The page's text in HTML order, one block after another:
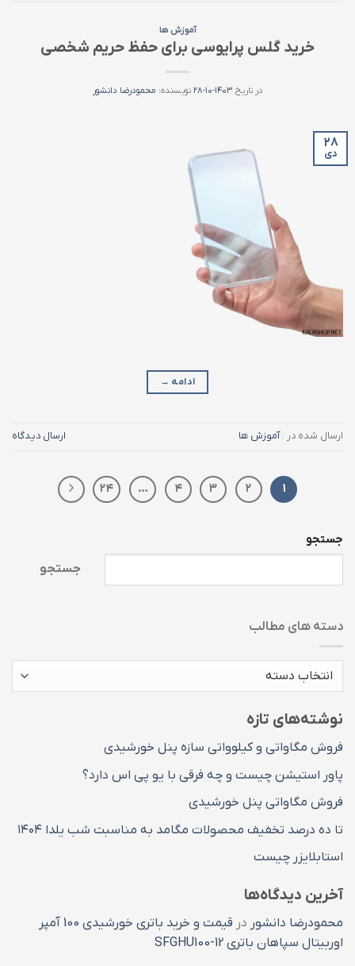
آموزش ها
خرید گلس پرایوسی برای حفظ حریم شخصی
در تاریخ ۱۴۰۳-۱۰-۲۸ نویسنده: محمودرضا دانشور
۲۸
دی
ادامه →
ارسال شده در :آموزش ها ارسال دیدگاه
۱ ۲ ۳ ۴ … ۲۴
جستجو
جستجو
دسته های مطالب
دسته
نوشته‌های تازه
فروش مگاواتی و کیلوواتی سازه پنل خورشیدی
پاور استیشن چیست و چه فرقی با یو پی اس دارد؟
فروش مگاواتی پنل خورشیدی
تا ده درصد تخفیف محصولات مگامد به مناسبت شب یلدا ۱۴۰۴
استابلایزر چیست
آخرین دیدگاه‌ها
محمودرضا دانشور در
قیمت و خرید باتری خورشیدی 100 آمپر
اوربیتال سپاهان باتری SFGHU100-12